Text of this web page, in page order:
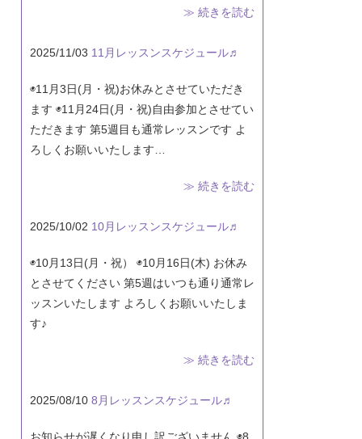
≫ 続きを読む
2025/11/03 11月レッスンスケジュール♬
◉11月3日(月・祝)お休みとさせていただき
ます ◉11月24日(月・祝)自由参加とさせてい
ただきます 第5週目も通常レッスンです よ
ろしくお願いいたします…
≫ 続きを読む
2025/10/02 10月レッスンスケジュール♬
◉10月13日(月・祝） ◉10月16日(木) お休み
とさせてください 第5週はいつも通り通常レ
ッスンいたします よろしくお願いいたしま
す♪
≫ 続きを読む
2025/08/10 8月レッスンスケジュール♬